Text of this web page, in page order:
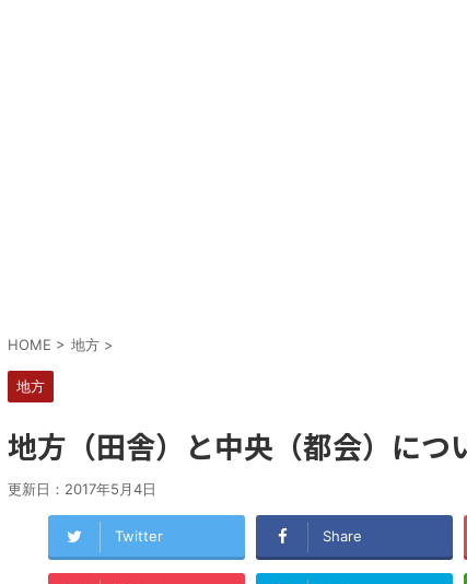
HOME > 地方 >
地方
地方（田舎）と中央（都会）につ
更新日： 2017年5月4日
Twitter Share